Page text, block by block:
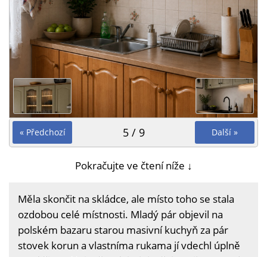
« Předchozí Další »
5 / 9
Pokračujte ve čtení níže ↓
Měla skončit na skládce, ale místo toho se stala
ozdobou celé místnosti. Mladý pár objevil na
polském bazaru starou masivní kuchyň za pár
stovek korun a vlastníma rukama jí vdechl úplně